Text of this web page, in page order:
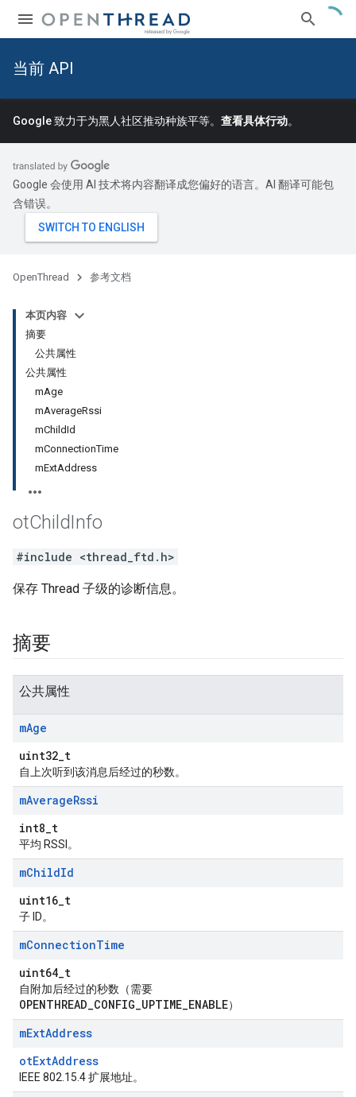
当前 API
Google 致力于为黑人社区推动种族平等。 查看具体行动。
Google 会使用 AI 技术将内容翻译成您偏好的语言。AI 翻译可能包
含错误。
OpenThread 参考文档
本页内容
摘要
公共属性
公共属性
mAge
mAverageRssi
mChildId
mConnectionTime
mExtAddress
otChildInfo
#include <thread_ftd.h>
保存 Thread 子级的诊断信息。
摘要
公共属性
mAge
uint32_t
自上次听到该消息后经过的秒数。
mAverageRssi
int8_t
平均 RSSI。
mChildId
uint16_t
子 ID。
mConnectionTime
uint64_t
自附加后经过的秒数（需要
OPENTHREAD_CONFIG_UPTIME_ENABLE）
mExtAddress
otExtAddress
IEEE 802.15.4 扩展地址。